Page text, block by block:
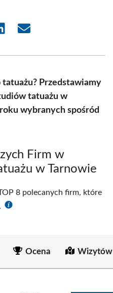
Share
Przedstawiamy
tatuażu w
wybranych spośród
Firm w
w Tarnowie
8 polecanych firm, które
Ocena